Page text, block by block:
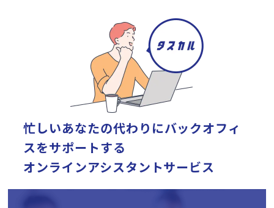
忙しいあなたの代わりにバックオフィ
スをサポートする
オンラインアシスタントサービス